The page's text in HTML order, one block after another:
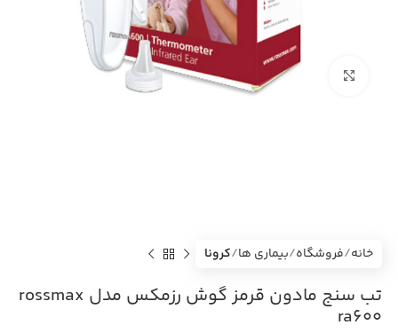
بزرگنمایی تصویر
خانه فروشگاه بیماری ها کرونا
تب سنج مادون قرمز گوش رزمکس مدل rossmax
ra600